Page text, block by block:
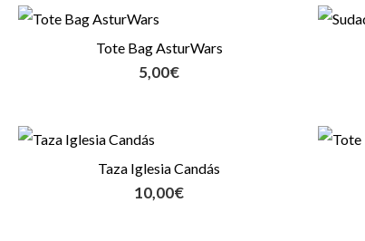
Tote Bag AsturWars
5,00€
Taza Iglesia Candás
10,00€